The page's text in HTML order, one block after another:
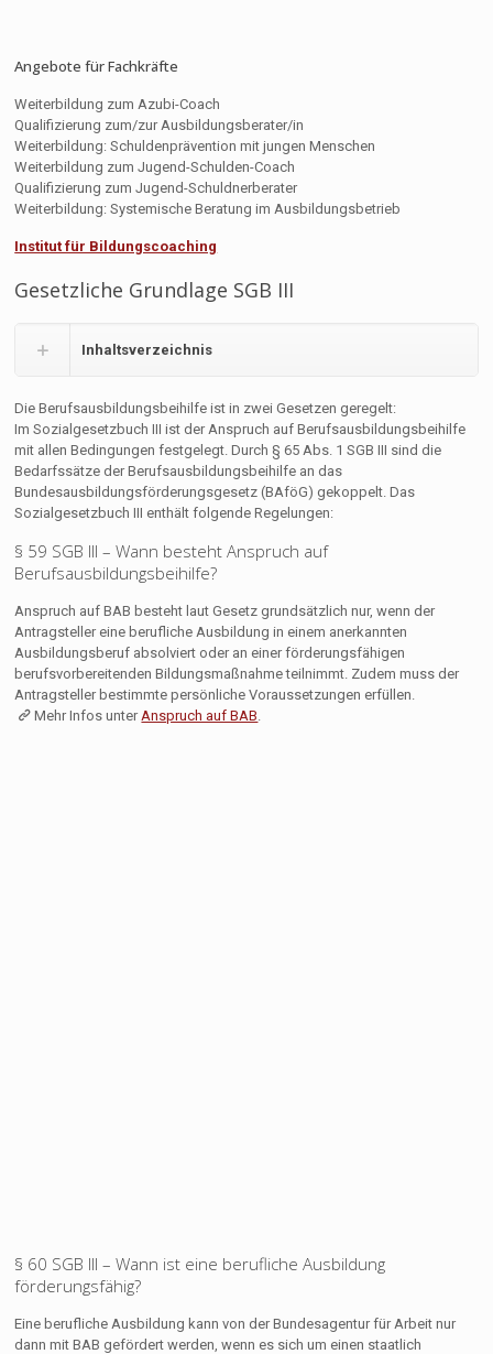
Angebote für Fachkräfte
Weiterbildung zum Azubi-Coach
Qualifizierung zum/zur Ausbildungsberater/in
Weiterbildung: Schuldenprävention mit jungen Menschen
Weiterbildung zum Jugend-Schulden-Coach
Qualifizierung zum Jugend-Schuldnerberater
Weiterbildung: Systemische Beratung im Ausbildungsbetrieb
Institut für Bildungscoaching
Gesetzliche Grundlage SGB III
Inhaltsverzeichnis
Die Berufsausbildungsbeihilfe ist in zwei Gesetzen geregelt:
Im Sozialgesetzbuch III ist der Anspruch auf Berufsausbildungsbeihilfe
mit allen Bedingungen festgelegt. Durch § 65 Abs. 1 SGB III sind die
Bedarfssätze der Berufsausbildungsbeihilfe an das
Bundesausbildungsförderungsgesetz (BAföG) gekoppelt. Das
Sozialgesetzbuch III enthält folgende Regelungen:
§ 59 SGB III – Wann besteht Anspruch auf
Berufsausbildungsbeihilfe?
Anspruch auf BAB besteht laut Gesetz grundsätzlich nur, wenn der
Antragsteller eine berufliche Ausbildung in einem anerkannten
Ausbildungsberuf absolviert oder an einer förderungsfähigen
berufsvorbereitenden Bildungsmaßnahme teilnimmt. Zudem muss der
Antragsteller bestimmte persönliche Voraussetzungen erfüllen.
Mehr Infos unterAnspruch auf BAB.
§ 60 SGB III – Wann ist eine berufliche Ausbildung
förderungsfähig?
Eine berufliche Ausbildung kann von der Bundesagentur für Arbeit nur
dann mit BAB gefördert werden, wenn es sich um einen staatlich